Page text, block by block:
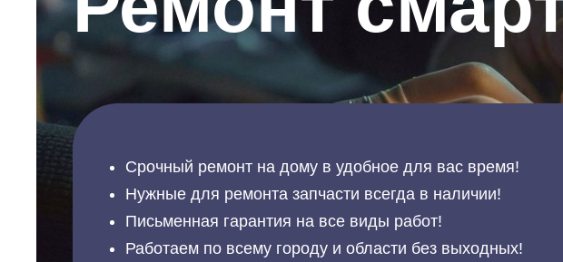
Срочный ремонт на дому в удобное для вас время!
Нужные для ремонта запчасти всегда в наличии!
Письменная гарантия на все виды работ!
Работаем по всему городу и области без выходных!